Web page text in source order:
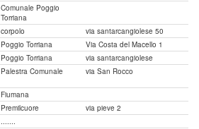
Comunale Poggio
Torriana
corpolo
via santarcangiolese 50
Poggio Torriana
Via Costa del Macello 1
Poggio Torriana
via santarcangiolese
Palestra Comunale via San Rocco
Fiumana
Premilcuore
via pieve 2
.......